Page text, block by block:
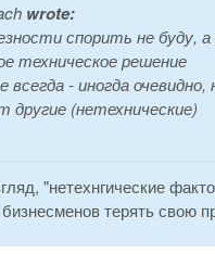
wrote:
спорить не буду,
техническое решение
всегда - иногда очевидно,
другие (нетехнические)
"нетехнгические
терять свою